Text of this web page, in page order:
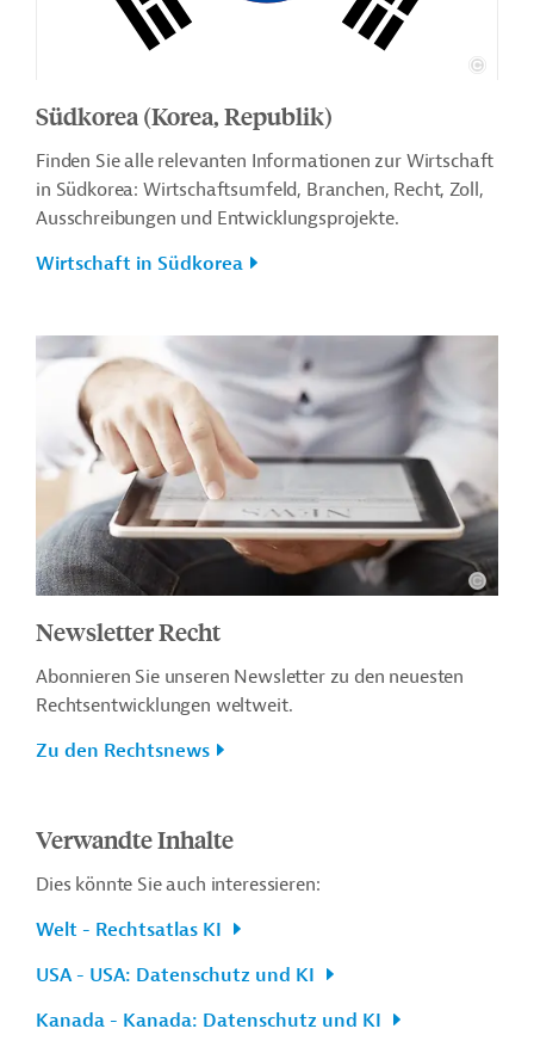
Südkorea (Korea, Republik)
Finden Sie alle relevanten Informationen zur Wirtschaft
in Südkorea: Wirtschaftsumfeld, Branchen, Recht, Zoll,
Ausschreibungen und Entwicklungsprojekte.
Wirtschaft in Südkorea
Newsletter Recht
Abonnieren Sie unseren Newsletter zu den neuesten
Rechtsentwicklungen weltweit.
Zu den Rechtsnews
Verwandte Inhalte
Dies könnte Sie auch interessieren:
Welt - Rechtsatlas KI
USA - USA: Datenschutz und KI
Kanada - Kanada: Datenschutz und KI